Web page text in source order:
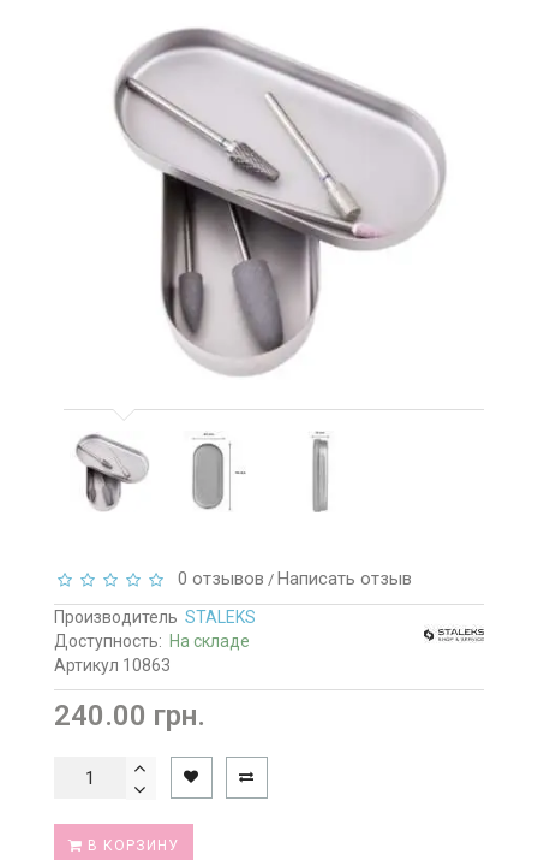
0 отзывов / Написать отзыв
Производитель STALEKS
Доступность: На складе
Артикул 10863
240.00 грн.
В КОРЗИНУ